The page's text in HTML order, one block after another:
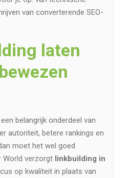
van converterende SEO-
laten
belangrijk onderdeel van
autoriteit, betere rankings en
moet het wel goed
World verzorgt linkbuilding in
op kwaliteit in plaats van